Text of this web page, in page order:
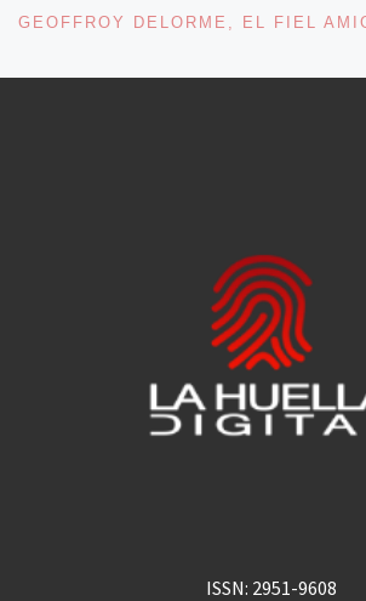
ISSN: 2951-9608